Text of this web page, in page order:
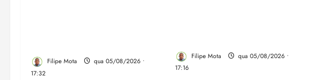
Filipe Mota
qua 05/08/2026 •
17:32
Filipe Mota
qua 05/08/2026 •
17:16